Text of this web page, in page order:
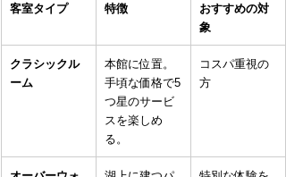
客室タイプ 特徴
おすすめの対
象
クラシックル
ーム
本館に位置。
手頃な価格で5
つ星のサービ
スを楽しめ
る。
コスパ重視の
方